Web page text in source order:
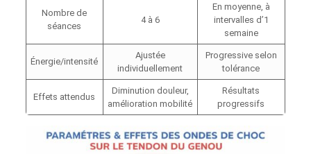
Nombre de
séances
4 à 6
En moyenne, à
intervalles d’1
semaine
Énergie/intensité
Ajustée
individuellement
Progressive selon
tolérance
Effets attendus
Diminution douleur,
amélioration mobilité
Résultats
progressifs